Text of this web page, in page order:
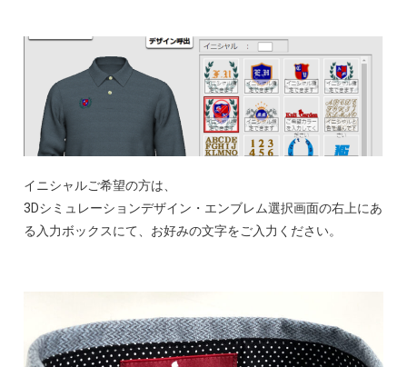
イニシャルご希望の方は、
3Dシミュレーションデザイン・エンブレム選択画面の右上にあ
る入力ボックスにて、お好みの文字をご入力ください。